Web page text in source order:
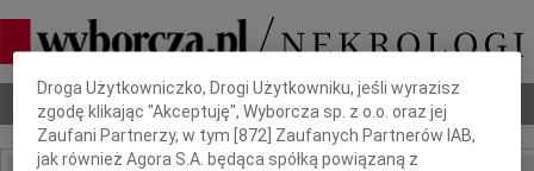
Nekrologi Odeszli Poradnik pogrzebowy
Dbamy o Twoją prywatność
Droga Użytkowniczko, Drogi Użytkowniku, jeśli wyrazisz
zgodę klikając "Akceptuję", Wyborcza sp. z o.o. oraz jej
Zaufani Partnerzy, w tym [872 ] Zaufanych Partnerów IAB,
jak również Agora S.A. będąca spółką powiązaną z